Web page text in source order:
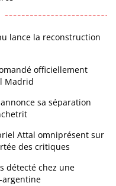
lance la reconstruction
officiellement
Madrid
sa séparation
Attal omniprésent sur
des critiques
détecté chez une
argentine